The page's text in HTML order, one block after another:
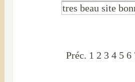
tres beau site
Préc. 1 2 3 4 5 6